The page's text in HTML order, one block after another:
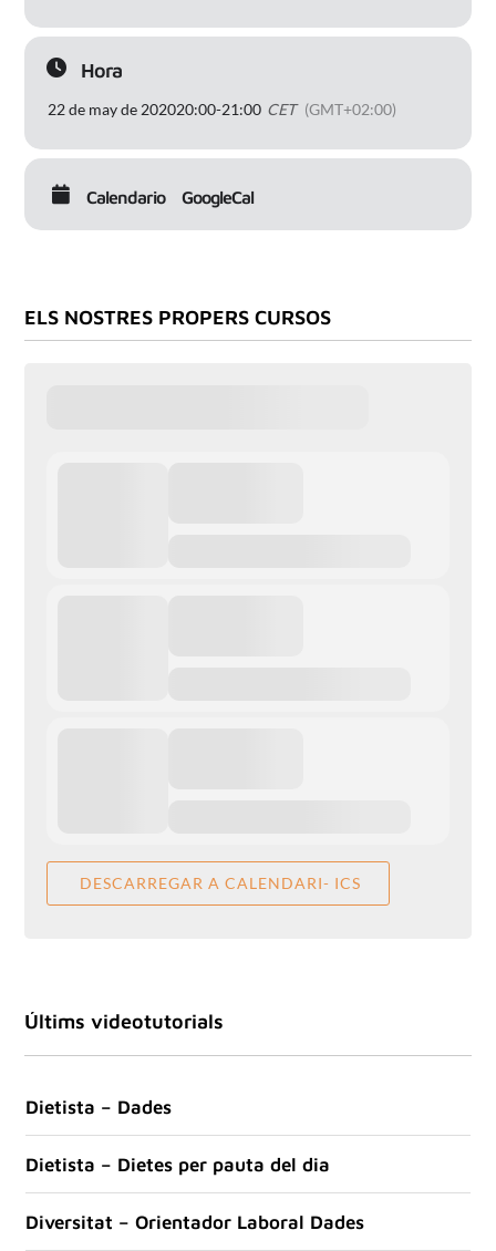
Hora
22 de may de 202020:00-21:00 CET (GMT+02:00)
Calendario GoogleCal
ELS NOSTRES PROPERS CURSOS
DESCARREGAR A CALENDARI- ICS
Últims videotutorials
Dietista – Dades
Dietista – Dietes per pauta del dia
Diversitat – Orientador Laboral Dades